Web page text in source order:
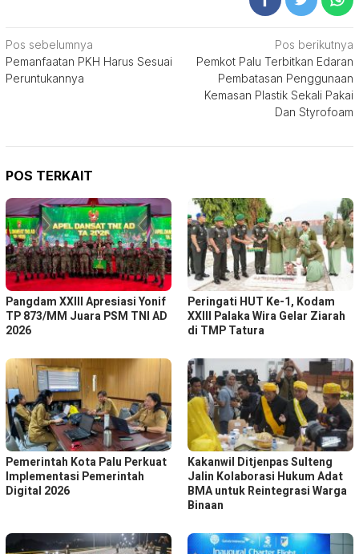
Navigasi
pos
Pos sebelumnya
Pemanfaatan PKH Harus Sesuai
Peruntukannya
Pos berikutnya
Pemkot Palu Terbitkan Edaran
Pembatasan Penggunaan
Kemasan Plastik Sekali Pakai
Dan Styrofoam
POS TERKAIT
Pangdam XXIII Apresiasi Yonif
TP 873/MM Juara PSM TNI AD
2026
Peringati HUT Ke-1, Kodam
XXIII Palaka Wira Gelar Ziarah
di TMP Tatura
Pemerintah Kota Palu Perkuat
Implementasi Pemerintah
Digital 2026
Kakanwil Ditjenpas Sulteng
Jalin Kolaborasi Hukum Adat
BMA untuk Reintegrasi Warga
Binaan